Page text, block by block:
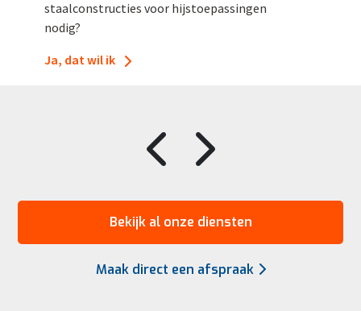
staalconstructies voor hijstoepassingen
nodig?
Ja, dat wil ik
Bekijk al onze diensten
Maak direct een afspraak